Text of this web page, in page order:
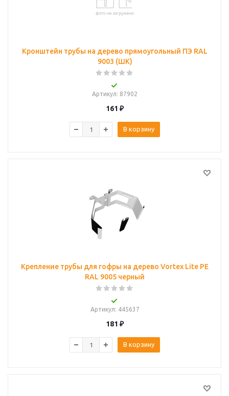
Кронштейн трубы на дерево прямоугольный ПЭ RAL
9003 (ШК)
Артикул: 87902
161 ₽
В корзину
Крепление трубы для гофры на дерево Vortex Lite PE
RAL 9005 черный
Артикул: 445637
181 ₽
В корзину